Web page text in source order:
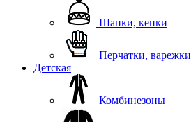
Шапки, кепки
Перчатки, варежки
Детская
Комбинезоны